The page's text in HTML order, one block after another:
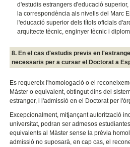
d'estudis estrangers d'educació
la correspondència als nivells del Marc
l'educació superior dels títols oficials
arquitecte tècnic, enginyer tècnic i
8. En el cas d'estudis previs en
necessaris per a cursar el Doctorat a
Es requereix l'homologació o el
Màster o equivalent, obtingut dins del
estranger, i l'admissió en el Doctorat per
Excepcionalment, mitjançant autorització
universitat, podran ser admesos
equivalents al Màster sense la prèvia
admissió no suposarà, en cap cas, el